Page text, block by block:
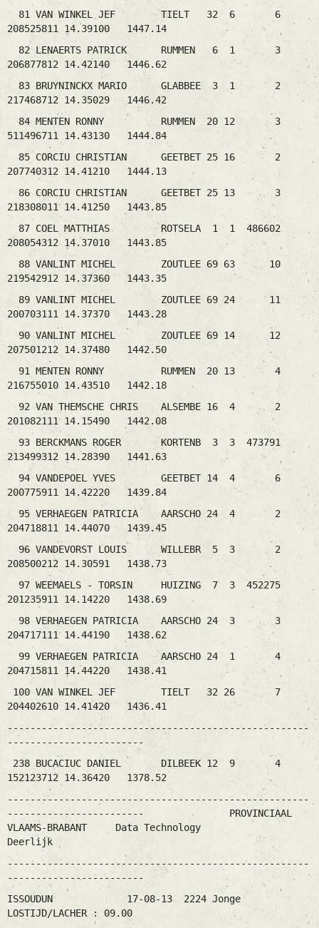
81 VAN WINKEL JEF TIELT 32 6 6
208525811 14.39100 1447.14
82 LENAERTS PATRICK RUMMEN 6 1 3
206877812 14.42140 1446.62
83 BRUYNINCKX MARIO GLABBEE 3 1 2
217468712 14.35029 1446.42
84 MENTEN RONNY RUMMEN 20 12 3
511496711 14.43130 1444.84
85 CORCIU CHRISTIAN GEETBET 25 16 2
207740312 14.41210 1444.13
86 CORCIU CHRISTIAN GEETBET 25 13 3
218308011 14.41250 1443.85
87 COEL MATTHIAS ROTSELA 1 1 486602
208054312 14.37010 1443.85
88 VANLINT MICHEL ZOUTLEE 69 63 10
219542912 14.37360 1443.35
89 VANLINT MICHEL ZOUTLEE 69 24 11
200703111 14.37370 1443.28
90 VANLINT MICHEL ZOUTLEE 69 14 12
207501212 14.37480 1442.50
91 MENTEN RONNY RUMMEN 20 13 4
216755010 14.43510 1442.18
92 VAN THEMSCHE CHRIS ALSEMBE 16 4 2
201082111 14.15490 1442.08
93 BERCKMANS ROGER KORTENB 3 3 473791
213499312 14.28390 1441.63
94 VANDEPOEL YVES GEETBET 14 4 6
200775911 14.42220 1439.84
95 VERHAEGEN PATRICIA AARSCHO 24 4 2
204718811 14.44070 1439.45
96 VANDEVORST LOUIS WILLEBR 5 3 2
208500212 14.30591 1438.73
97 WEEMAELS - TORSIN HUIZING 7 3 452275
201235911 14.14220 1438.69
98 VERHAEGEN PATRICIA AARSCHO 24 3 3
204717111 14.44190 1438.62
99 VERHAEGEN PATRICIA AARSCHO 24 1 4
204715811 14.44220 1438.41
100 VAN WINKEL JEF TIELT 32 26 7
204402610 14.41420 1436.41
-----------------------------------------------------
------------------------
238 BUCACIUC DANIEL DILBEEK 12 9 4
152123712 14.36420 1378.52
-----------------------------------------------------
------------------------ PROVINCIAAL
VLAAMS-BRABANT Data Technology
Deerlijk
-----------------------------------------------------
------------------------
ISSOUDUN 17-08-13 2224 Jonge
LOSTIJD/LACHER : 09.00